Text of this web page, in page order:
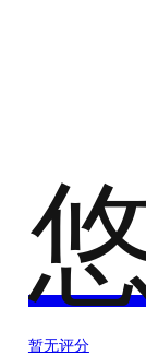
暂无评分